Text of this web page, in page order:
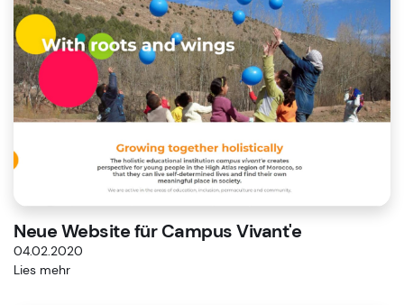
Neue Website für Campus Vivant'e
04.02.2020
Lies mehr